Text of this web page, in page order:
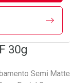
30g
Semi Matte